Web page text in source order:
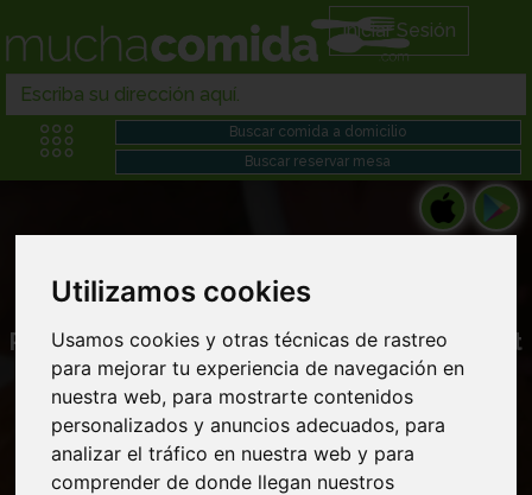
Utilizamos cookies
Usamos cookies y otras técnicas de rastreo
para mejorar tu experiencia de navegación en
nuestra web, para mostrarte contenidos
personalizados y anuncios adecuados, para
analizar el tráfico en nuestra web y para
comprender de donde llegan nuestros
Iniciar Sesión
Restaurantes alemanes en Comida gourmet
domicilio cerca de mi